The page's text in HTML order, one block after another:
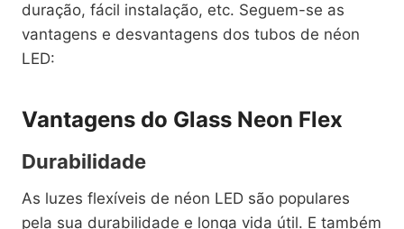
duração, fácil instalação, etc. Seguem-se as
vantagens e desvantagens dos tubos de néon
LED:
Vantagens do Glass Neon Flex
Durabilidade
As luzes flexíveis de néon LED são populares
pela sua durabilidade e longa vida útil. E também